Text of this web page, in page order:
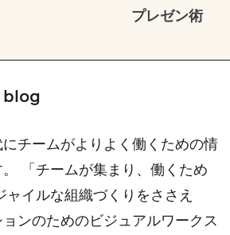
プレゼン術
チームがよりよく働くための情
「チームが集まり、働くため
ャイルな組織づくりをささえ
ンのためのビジュアルワークス